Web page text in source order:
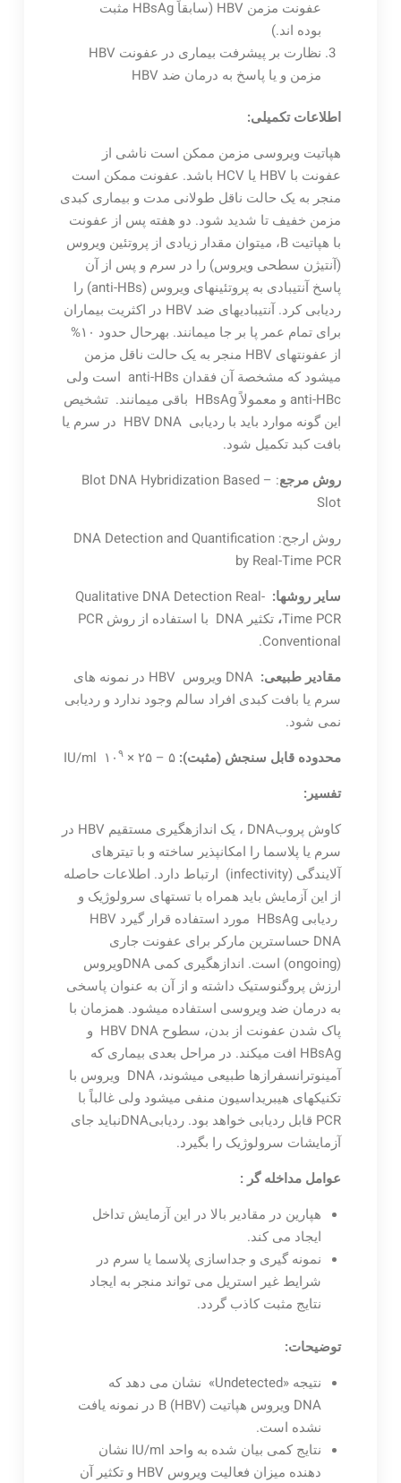
عفونت مزمن HBV (سابقاً HBsAg مثبت
بوده اند.)
نظارت بر پیشرفت بیماری در عفونت HBV
مزمن و یا پاسخ به درمان ضد HBV
اطلاعات تکمیلی:
هپاتیت ویروسی مزمن ممکن است ناشی از
عفونت با HBV یا HCV باشد. عفونت ممکن است
منجر به یک حالت ناقل طولانی مدت و بیماری کبدی
مزمن خفیف تا شدید شود. دو هفته پس از عفونت
با هپاتیت B، می­توان مقدار زیادی از پروتئین ویروس
(آنتی‏ژن سطحی ویروس) را در سرم و پس از آن
پاسخ آنتی‏بادی به پروتئین‏های ویروس (anti-HBs) را
ردیابی کرد. آنتی‏بادی­های ضد HBV در اکثریت بیماران
برای تمام عمر پا بر جا می‏مانند. بهرحال حدود ۱۰%
از عفونت‏های HBV منجر به یک حالت ناقل مزمن
می‏شود که مشخصة آن فقدان anti-HBs است ولی
anti-HBc و معمولاً HBsAg باقی می‏مانند. تشخیص
این گونه موارد باید با ردیابی HBV DNA در سرم یا
بافت کبد تکمیل شود.
روش مرجع : Blot DNA Hybridization Based –
Slot
روش ارجح: DNA Detection and Quantification
by Real-Time PCR
سایر روشها: Qualitative DNA Detection Real-
Time PCR،
تکثیر DNA با استفاده از روش PCR
Conventional.
مقادیر طبیعی:
DNA ویروس HBV در نمونه های
سرم یا بافت کبدی افراد سالم وجود ندارد و ردیابی
نمی شود.
محدوده قابل سنجش (مثبت):
۹ × ۲۵ – ۵
تفسیر:
کاوش پروبDNA ، یک اندازه‏گیری مستقیم HBV در
سرم یا پلاسما را امکان­پذیر ساخته و با تیترهای
آلایندگی (infectivity) ارتباط دارد. اطلاعات حاصله
از این آزمایش باید همراه با تست‏های سرولوژیک و
ردیابی HBsAg مورد استفاده قرار گیرد HBV
DNA حساس‏ترین مارکر برای عفونت جاری
(ongoing) است. اندازه‏گیری کمی DNAویروس
ارزش پروگنوستیک داشته و از آن به عنوان پاسخی
به درمان ضد ویروسی استفاده می‏شود. همزمان با
پاک شدن عفونت از بدن، سطوح HBV DNA و
HBsAg افت می‏کند. در مراحل بعدی بیماری که
آمینوترانسفرازها طبیعی می‏شوند، DNA ویروس با
تکنیک‏های هیبریداسیون منفی می‏شود ولی غالباً با
PCR قابل ردیابی خواهد بود. ردیابیDNAنباید جای
آزمایشات سرولوژیک را بگیرد.
عوامل مداخله گر :
هپارین در مقادیر بالا در این آزمایش تداخل
ایجاد می کند.
نمونه گیری و جداسازی پلاسما یا سرم در
شرایط غیر استریل می تواند منجر به ایجاد
نتایج مثبت کاذب گردد.
توضیحات:
نتیجه «Undetected» نشان می دهد که
DNA ویروس هپاتیت (HBV) B در نمونه یافت
نشده است.
نتایج کمی بیان شده به واحد IU/ml نشان
دهنده میزان فعالیت ویروس HBV و تکثیر آن